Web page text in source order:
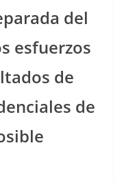
del
esfuerzos
de
de